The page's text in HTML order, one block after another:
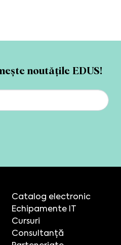
noutățile EDUS!
Catalog electronic
Echipamente IT
Cursuri
Consultanță